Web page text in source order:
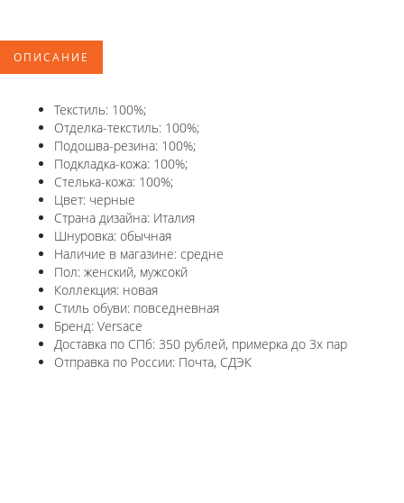
ОПИСАНИЕ
Текстиль: 100%;
Отделка-текстиль: 100%;
Подошва-резина: 100%;
Подкладка-кожа: 100%;
Стелька-кожа: 100%;
Цвет: черные
Страна дизайна: Италия
Шнуровка: обычная
Наличие в магазине: средне
Пол: женский, мужсокй
Коллекция: новая
Стиль обуви: повседневная
Бренд: Versace
Доставка по СПб: 350 рублей, примерка до 3х пар
Отправка по России: Почта, СДЭК